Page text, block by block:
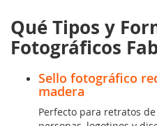
Qué Tipos y
Fotográficos
Sello fotográfico
madera
Perfecto para retratos